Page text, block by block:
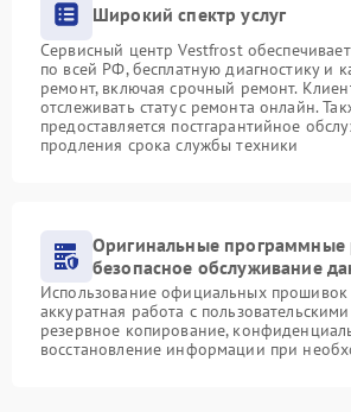
Широкий спектр услуг
Сервисный центр Vestfrost
по всей РФ, бесплатную диагностику и
ремонт, включая срочный ремонт.
отслеживать статус ремонта онлайн.
предоставляется постгарантийное
продления срока службы техники
Оригинальные программные
безопасное обслуживание
Использование официальных прошивок
аккуратная работа с
резервное копирование,
восстановление информации при